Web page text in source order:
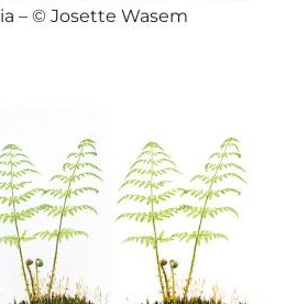
– © Josette Wasem